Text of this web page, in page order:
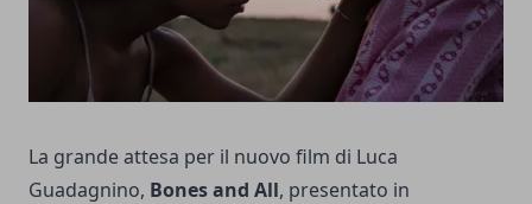
La grande attesa per il nuovo film di Luca
Guadagnino, Bones and All, presentato in